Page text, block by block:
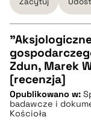
CZYSTY TEKST
pobierz cytat
Zdun, Marek
[recenzja]
Opublikowano w:
badawcze i
Kościoła